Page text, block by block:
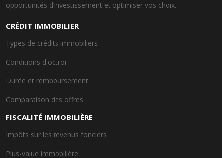
opportunités d’investissement et optimiser vos choix.
CRÉDIT IMMOBILIER
Types de crédits immobiliers
Conditions d'octroi
Durée et remboursement
Comparaison des offres
FISCALITÉ IMMOBILIÈRE
Impôts sur les revenus fonciers
Plus-value immobilière